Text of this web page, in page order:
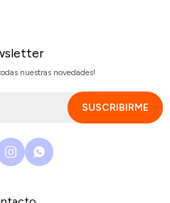
nuestras novedades!
SUSCRIBIRME
 